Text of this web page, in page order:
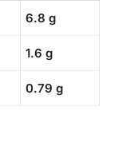
6.8 g
1.6 g
0.79 g